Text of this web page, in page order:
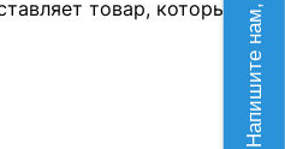
товар, который